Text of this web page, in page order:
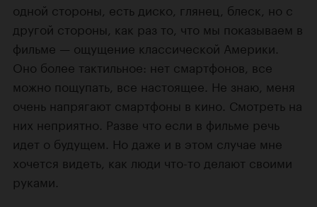
одной стороны, есть диско, глянец, блеск, но с
другой стороны, как раз то, что мы показываем в
фильме — ощущение классической Америки.
Оно более тактильное: нет смартфонов, все
можно пощупать, все настоящее. Не знаю, меня
очень напрягают смартфоны в кино. Смотреть на
них неприятно. Разве что если в фильме речь
идет о будущем. Но даже и в этом случае мне
хочется видеть, как люди что-то делают своими
руками.